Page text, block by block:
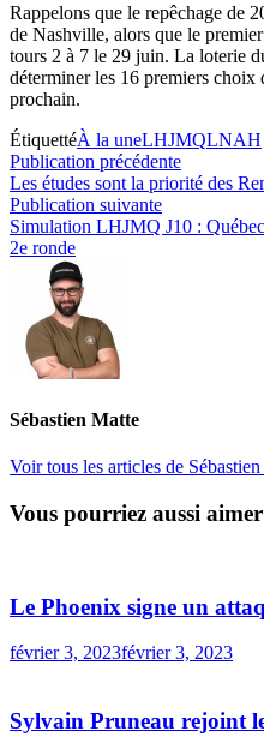
Rappelons que le repêchage de
de Nashville, alors que le
tours 2 à 7 le 29 juin. La loterie
déterminer les 16 premiers choix
prochain.
ÉtiquettéÀ la uneLHJMQLNAH
Navigation
de
l’article
Publication précédentePublication
Les études sont la priorité des
Publication suivantePublication
suivante :
Simulation LHJMQ J10 :
2e ronde
Sébastien Matte
Voir tous les articles de
Vous pourriez aussi aimer
Le Phoenix signe un
février 3, 2023février 3, 2023
Sylvain Pruneau rejoint